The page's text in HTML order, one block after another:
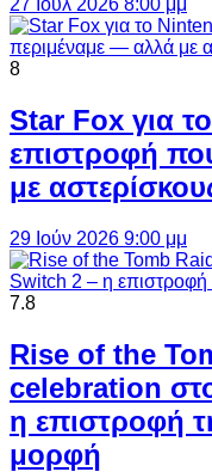
8
Star Fox για
επιστροφή
με
29 Ιούν 2026 9:00 μμ
7.8
Rise of the
celebration
η επιστροφή
μορφή